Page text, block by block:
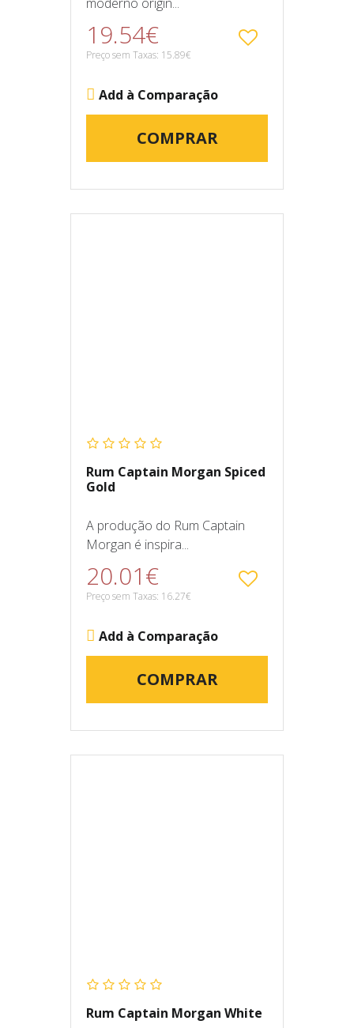
19.54€
Preço sem Taxas: 15.89€
Add à Comparação
COMPRAR
Rum Captain Morgan Spiced
Gold
A produção do Rum Captain
Morgan é inspira...
20.01€
Preço sem Taxas: 16.27€
Add à Comparação
COMPRAR
Rum Captain Morgan White